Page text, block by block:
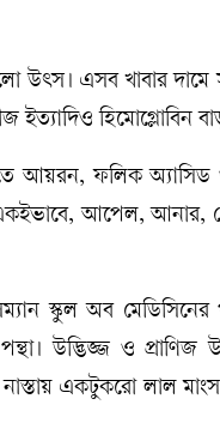
এসব খাবার দামে
হিমোগ্লোবিন
ফলিক অ্যাসিড ও
একইভাবে, আপেল,
স্কুল অব
উদ্ভিজ্জ ও প্রাণিজ
একটুকরো লাল